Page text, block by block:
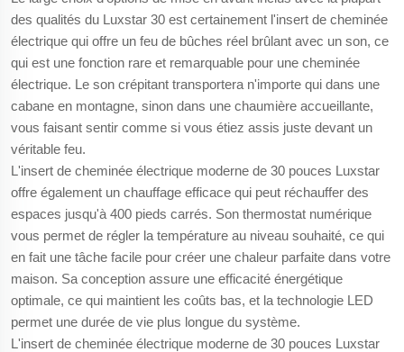
des qualités du Luxstar 30 est certainement l'insert de cheminée
électrique qui offre un feu de bûches réel brûlant avec un son, ce
qui est une fonction rare et remarquable pour une cheminée
électrique. Le son crépitant transportera n'importe qui dans une
cabane en montagne, sinon dans une chaumière accueillante,
vous faisant sentir comme si vous étiez assis juste devant un
véritable feu.
L'insert de cheminée électrique moderne de 30 pouces Luxstar
offre également un chauffage efficace qui peut réchauffer des
espaces jusqu'à 400 pieds carrés. Son thermostat numérique
vous permet de régler la température au niveau souhaité, ce qui
en fait une tâche facile pour créer une chaleur parfaite dans votre
maison. Sa conception assure une efficacité énergétique
optimale, ce qui maintient les coûts bas, et la technologie LED
permet une durée de vie plus longue du système.
L'insert de cheminée électrique moderne de 30 pouces Luxstar